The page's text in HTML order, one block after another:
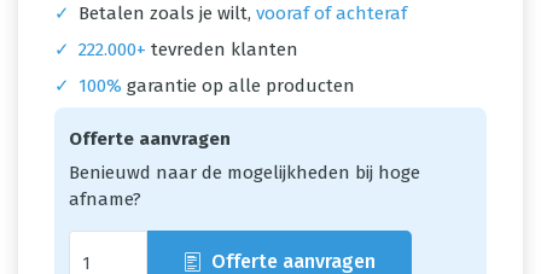
✓
Betalen zoals je wilt, vooraf of achteraf
✓ 222.000+ tevreden klanten
✓
100% garantie op alle producten
Offerte aanvragen
Benieuwd naar de mogelijkheden bij hoge
afname?
Offerte aanvragen